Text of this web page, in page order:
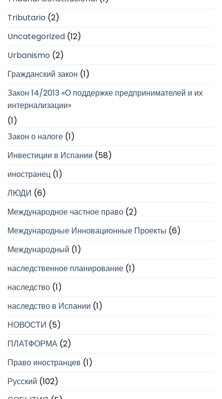
Tributario (2)
Uncategorized (12)
Urbanismo (2)
Гражданский закон (1)
Закон 14/2013 «О поддержке предпринимателей и их
интернализации»
(1)
Закон о налоге (1)
Инвестиции в Испании (58)
иностранец (1)
ЛЮДИ (6)
Международное частное право (2)
Международные Инновационные Проекты (6)
Международный (1)
наследственное планирование (1)
наследство (1)
наследство в Испании (1)
НОВОСТИ (5)
ПЛАТФОРМА (2)
Право иностранцев (1)
Русский (102)